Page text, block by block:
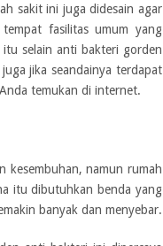
sakit ini juga didesain agar
fasilitas umum yang
itu selain anti bakteri gorden
jika seandainya terdapat
temukan di internet.
kesembuhan, namun rumah
itu dibutuhkan benda yang
banyak dan menyebar.